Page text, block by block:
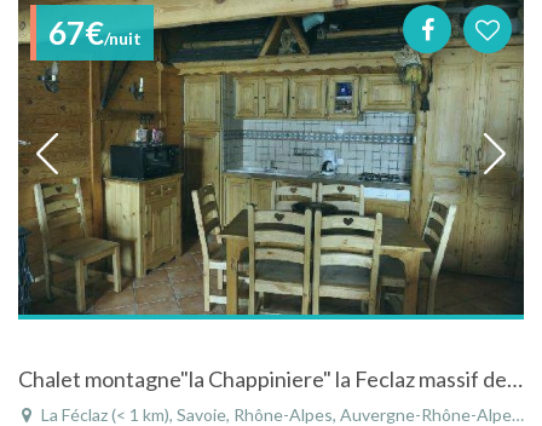
67€/nuit
Chalet montagne"la Chappiniere" la Feclaz massif des bauges Savoie grand Revard piscine hamam
La Féclaz (< 1 km), Savoie, Rhône-Alpes, Auvergne-Rhône-Alpes, France